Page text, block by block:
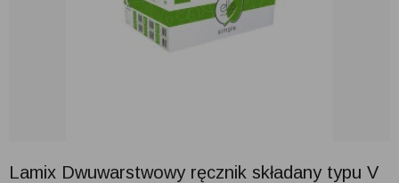
Lamix Dwuwarstwowy ręcznik składany typu V